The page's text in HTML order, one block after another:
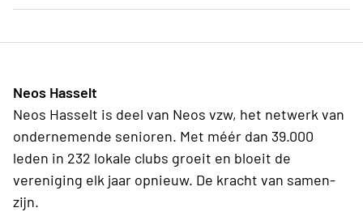
Neos Hasselt
Neos Hasselt is deel van Neos vzw, het netwerk van
ondernemende senioren. Met méér dan 39.000
leden in 232 lokale clubs groeit en bloeit de
vereniging elk jaar opnieuw. De kracht van samen-
zijn.